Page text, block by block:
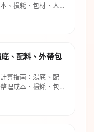
、損耗、包材、人力
、配料、外帶包
算指南：湯底、配
理成本、損耗、包
有毛利。